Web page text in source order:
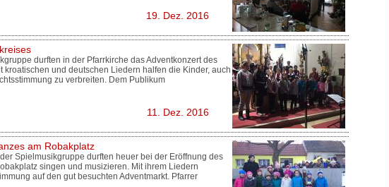
19. Dez. 2016
durften in der Pfarrkirche das Adventkonzert des
kroatischen und deutschen Liedern halfen die Kinder, auch
zu verbreiten. Dem Publikum
11. Dez. 2016
am Robakplatz
Spielmusikgruppe durften heuer bei der Eröffnung des
singen und musizieren. Mit ihrem Liedern
auf den gut besuchten Adventmarkt. Pfarrer